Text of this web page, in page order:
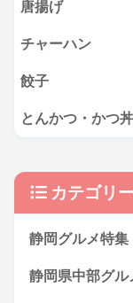
唐揚げ
チャーハン
餃子
とんかつ・かつ丼
カテゴリー
静岡グルメ特集
静岡県中部グル